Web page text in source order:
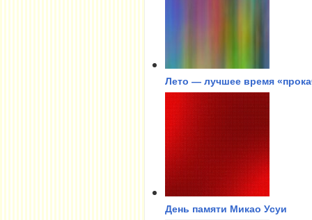
Лето — лучшее время
День памяти Микао Усуи